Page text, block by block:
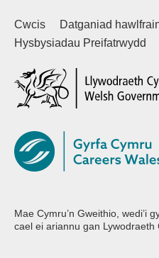
Cwcis
Datganiad
Hysbysiadau Preifatrwydd
Mae Cymru’n Gweithio, wedi’i
cael ei ariannu gan Lywodraeth